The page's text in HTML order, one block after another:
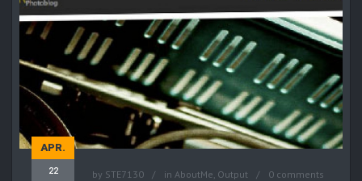
APR.
22 by STE7130 in AboutMe Output
0 comments